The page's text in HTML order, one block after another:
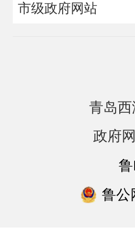
市级政府网站
青岛
政府
鲁公